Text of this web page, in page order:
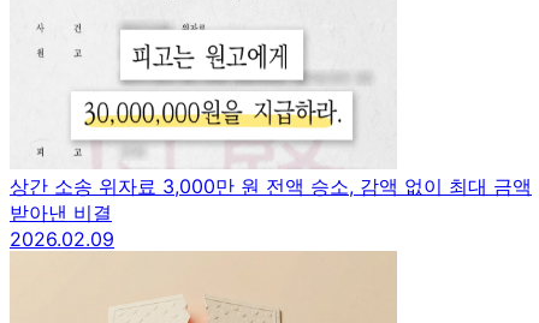
상간 소송 위자료 3,000만 원 전액 승소, 감액 없이 최대 금액
받아낸 비결
2026.02.09